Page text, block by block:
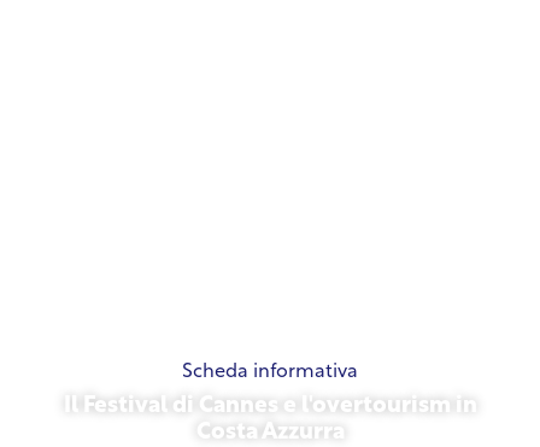
Scheda informativa
Il Festival di Cannes e l'overtourism in
Costa Azzurra